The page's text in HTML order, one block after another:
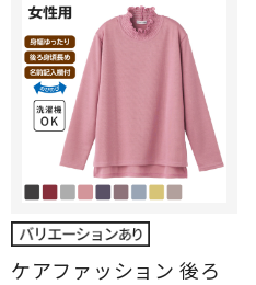
ケアファッション 後ろ